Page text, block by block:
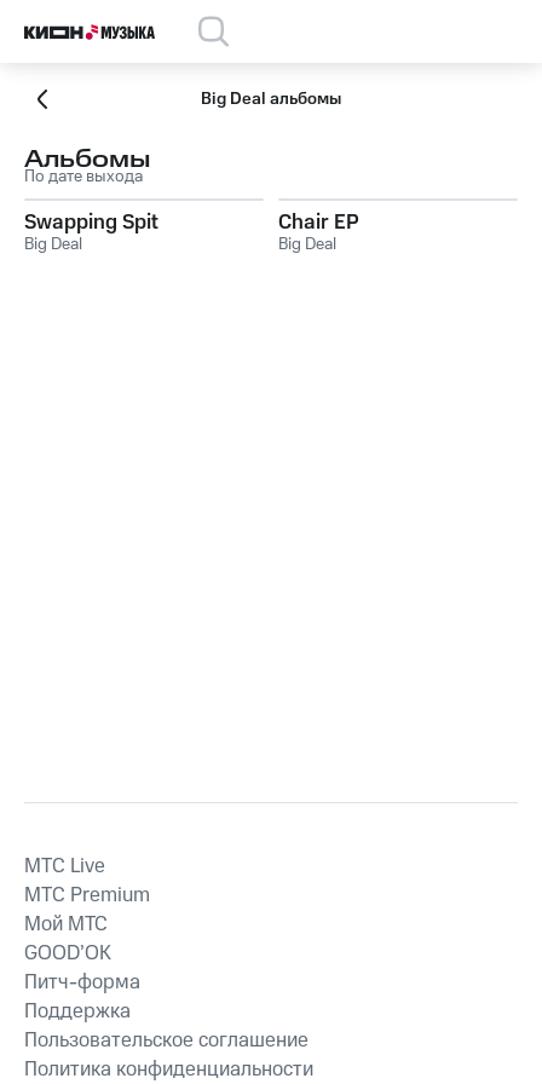
Big Deal альбомы
Альбомы
По дате выхода
Swapping Spit
Big Deal
Chair EP
Big Deal
MTС Live
MTС Premium
Мой МТС
GOOD’OK
Питч-форма
Поддержка
Пользовательское соглашение
Политика конфиденциальности